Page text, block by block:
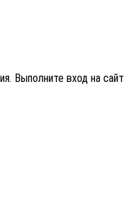
Выполните вход на сайт